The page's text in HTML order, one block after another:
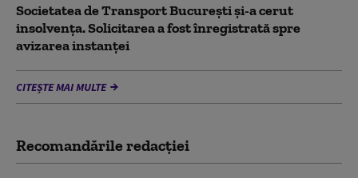
Societatea de Transport București și-a cerut
insolvența. Solicitarea a fost înregistrată spre
avizarea instanței
CITEȘTE MAI MULTE
Recomandările redacţiei